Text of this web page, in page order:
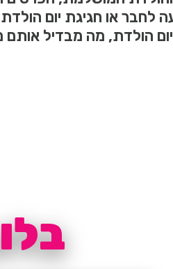
הולדת, מה מבדיל אותם